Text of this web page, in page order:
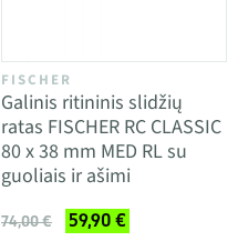
FISCHER
Galinis ritininis slidžių
ratas FISCHER RC CLASSIC
80 x 38 mm MED RL su
guoliais ir ašimi
74,00 € 59,90 €